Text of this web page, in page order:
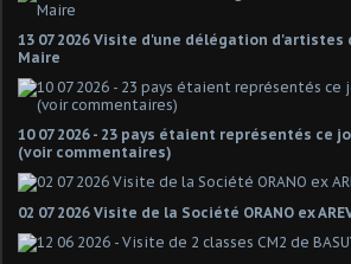
13 07 2026 Visite d'une délégation d'artistes
Maire
10 07 2026 - 23 pays étaient représentés ce
(voir commentaires)
02 07 2026 Visite de la Société ORANO ex